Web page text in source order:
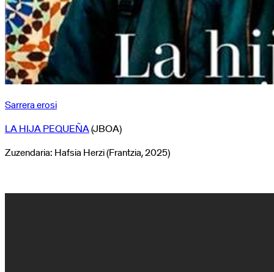
Sarrera erosi
LA HIJA PEQUEÑA(JBOA)
Zuzendaria: Hafsia Herzi (Frantzia, 2025)